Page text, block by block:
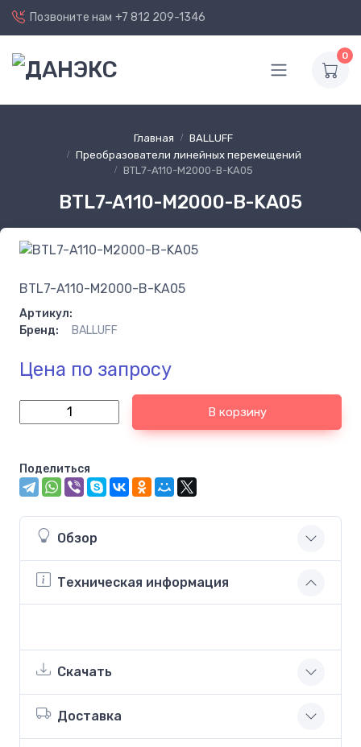
Позвоните нам +7 812 209-1346
0
Главная
BALLUFF
Преобразователи линейных перемещений
BTL7-A110-M2000-B-KA05
BTL7-A110-M2000-B-KA05
BTL7-A110-M2000-B-KA05
Артикул:
Бренд:
BALLUFF
Цена по запросу
В корзину
Поделиться
Обзор
Техническая информация
Скачать
Доставка